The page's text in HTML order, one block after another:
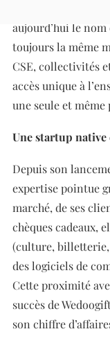
aujourd’hui le nom
toujours la même
CSE, collectivités
accès unique à
une seule et
Une startup native
Depuis son
expertise pointue
marché, de ses
chèques cadeaux,
(culture,
des logiciels de
Cette proximité
succès de
son chiffre